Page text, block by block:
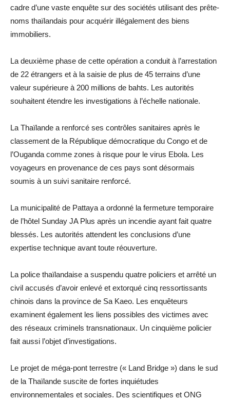
cadre d’une vaste enquête sur des sociétés utilisant des prête-
noms thaïlandais pour acquérir illégalement des biens
immobiliers.
La deuxième phase de cette opération a conduit à l’arrestation
de 22 étrangers et à la saisie de plus de 45 terrains d’une
valeur supérieure à 200 millions de bahts. Les autorités
souhaitent étendre les investigations à l’échelle nationale.
La Thaïlande a renforcé ses contrôles sanitaires après le
classement de la République démocratique du Congo et de
l’Ouganda comme zones à risque pour le virus Ebola. Les
voyageurs en provenance de ces pays sont désormais
soumis à un suivi sanitaire renforcé.
La municipalité de Pattaya a ordonné la fermeture temporaire
de l’hôtel Sunday JA Plus après un incendie ayant fait quatre
blessés. Les autorités attendent les conclusions d’une
expertise technique avant toute réouverture.
La police thaïlandaise a suspendu quatre policiers et arrêté un
civil accusés d’avoir enlevé et extorqué cinq ressortissants
chinois dans la province de Sa Kaeo. Les enquêteurs
examinent également les liens possibles des victimes avec
des réseaux criminels transnationaux. Un cinquième policier
fait aussi l’objet d’investigations.
Le projet de méga-pont terrestre (« Land Bridge ») dans le sud
de la Thaïlande suscite de fortes inquiétudes
environnementales et sociales. Des scientifiques et ONG